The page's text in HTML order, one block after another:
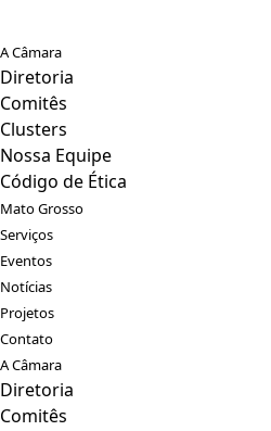
A Câmara
Diretoria
Comitês
Clusters
Nossa Equipe
Código de Ética
Mato Grosso
Serviços
Eventos
Notícias
Projetos
Contato
A Câmara
Diretoria
Comitês